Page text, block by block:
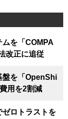
を「COMPA
改正に追従
盤を「OpenShi
用を2割減
ロトラストを